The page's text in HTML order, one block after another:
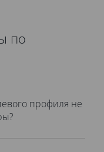
по
профиля не